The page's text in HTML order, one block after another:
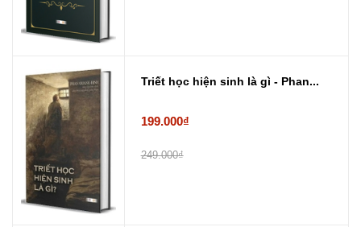
Triết học hiện sinh là gì - Phan...
199.000₫
249.000₫